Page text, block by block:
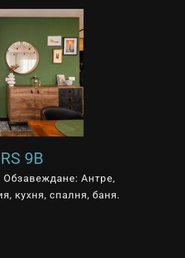
9B
Обзавеждане: Антре,
кухня, спалня, баня.